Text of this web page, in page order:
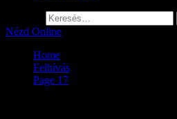
Nézd Online
Home
Felhívás
Page 17